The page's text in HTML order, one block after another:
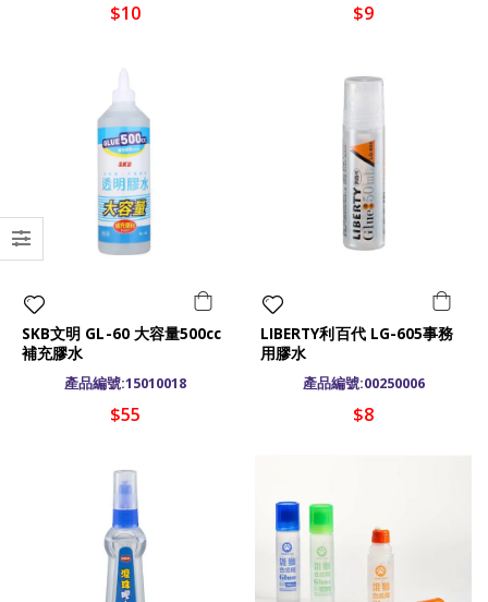
$10 $9
SKB文明 GL-60 大容量500cc
補充膠水
產品編號:15010018
$55
LIBERTY利百代 LG-605事務
用膠水
產品編號:00250006
$8